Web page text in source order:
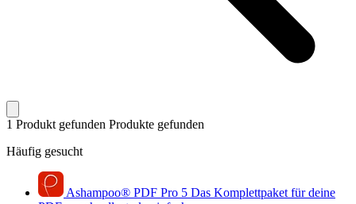
1 Produkt gefunden Produkte gefunden
Häufig gesucht
Ashampoo® PDF Pro 5 Das Komplettpaket für deine